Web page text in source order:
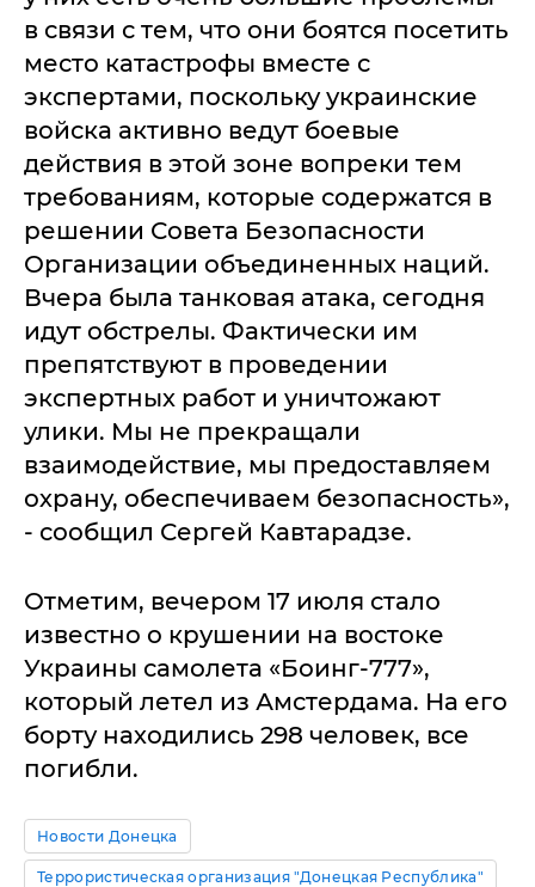
в связи с тем, что они боятся посетить
место катастрофы вместе с
экспертами, поскольку украинские
войска активно ведут боевые
действия в этой зоне вопреки тем
требованиям, которые содержатся в
решении Совета Безопасности
Организации объединенных наций.
Вчера была танковая атака, сегодня
идут обстрелы. Фактически им
препятствуют в проведении
экспертных работ и уничтожают
улики. Мы не прекращали
взаимодействие, мы предоставляем
охрану, обеспечиваем безопасность»,
- сообщил Сергей Кавтарадзе.
Отметим, вечером 17 июля стало
известно о крушении на востоке
Украины самолета «Боинг-777»,
который летел из Амстердама. На его
борту находились 298 человек, все
погибли.
Новости Донецка
Террористическая организация "Донецкая Республика"